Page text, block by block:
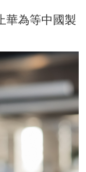
華為等中國製